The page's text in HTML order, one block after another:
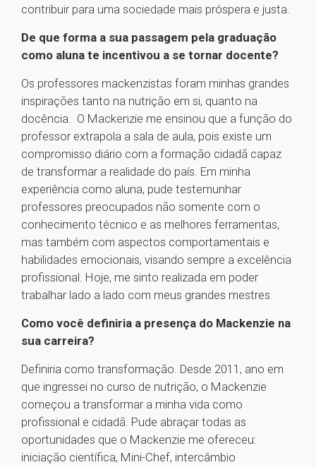
contribuir para uma sociedade mais próspera e justa.
De que forma a sua passagem pela graduação
como aluna te incentivou a se tornar docente?
Os professores mackenzistas foram minhas grandes
inspirações tanto na nutrição em si, quanto na
docência. O Mackenzie me ensinou que a função do
professor extrapola a sala de aula, pois existe um
compromisso diário com a formação cidadã capaz
de transformar a realidade do país. Em minha
experiência como aluna, pude testemunhar
professores preocupados não somente com o
conhecimento técnico e as melhores ferramentas,
mas também com aspectos comportamentais e
habilidades emocionais, visando sempre a excelência
profissional. Hoje, me sinto realizada em poder
trabalhar lado a lado com meus grandes mestres.
Como você definiria a presença do Mackenzie na
sua carreira?
Definiria como transformação. Desde 2011, ano em
que ingressei no curso de nutrição, o Mackenzie
começou a transformar a minha vida como
profissional e cidadã. Pude abraçar todas as
oportunidades que o Mackenzie me ofereceu:
iniciação científica, Mini-Chef, intercâmbio